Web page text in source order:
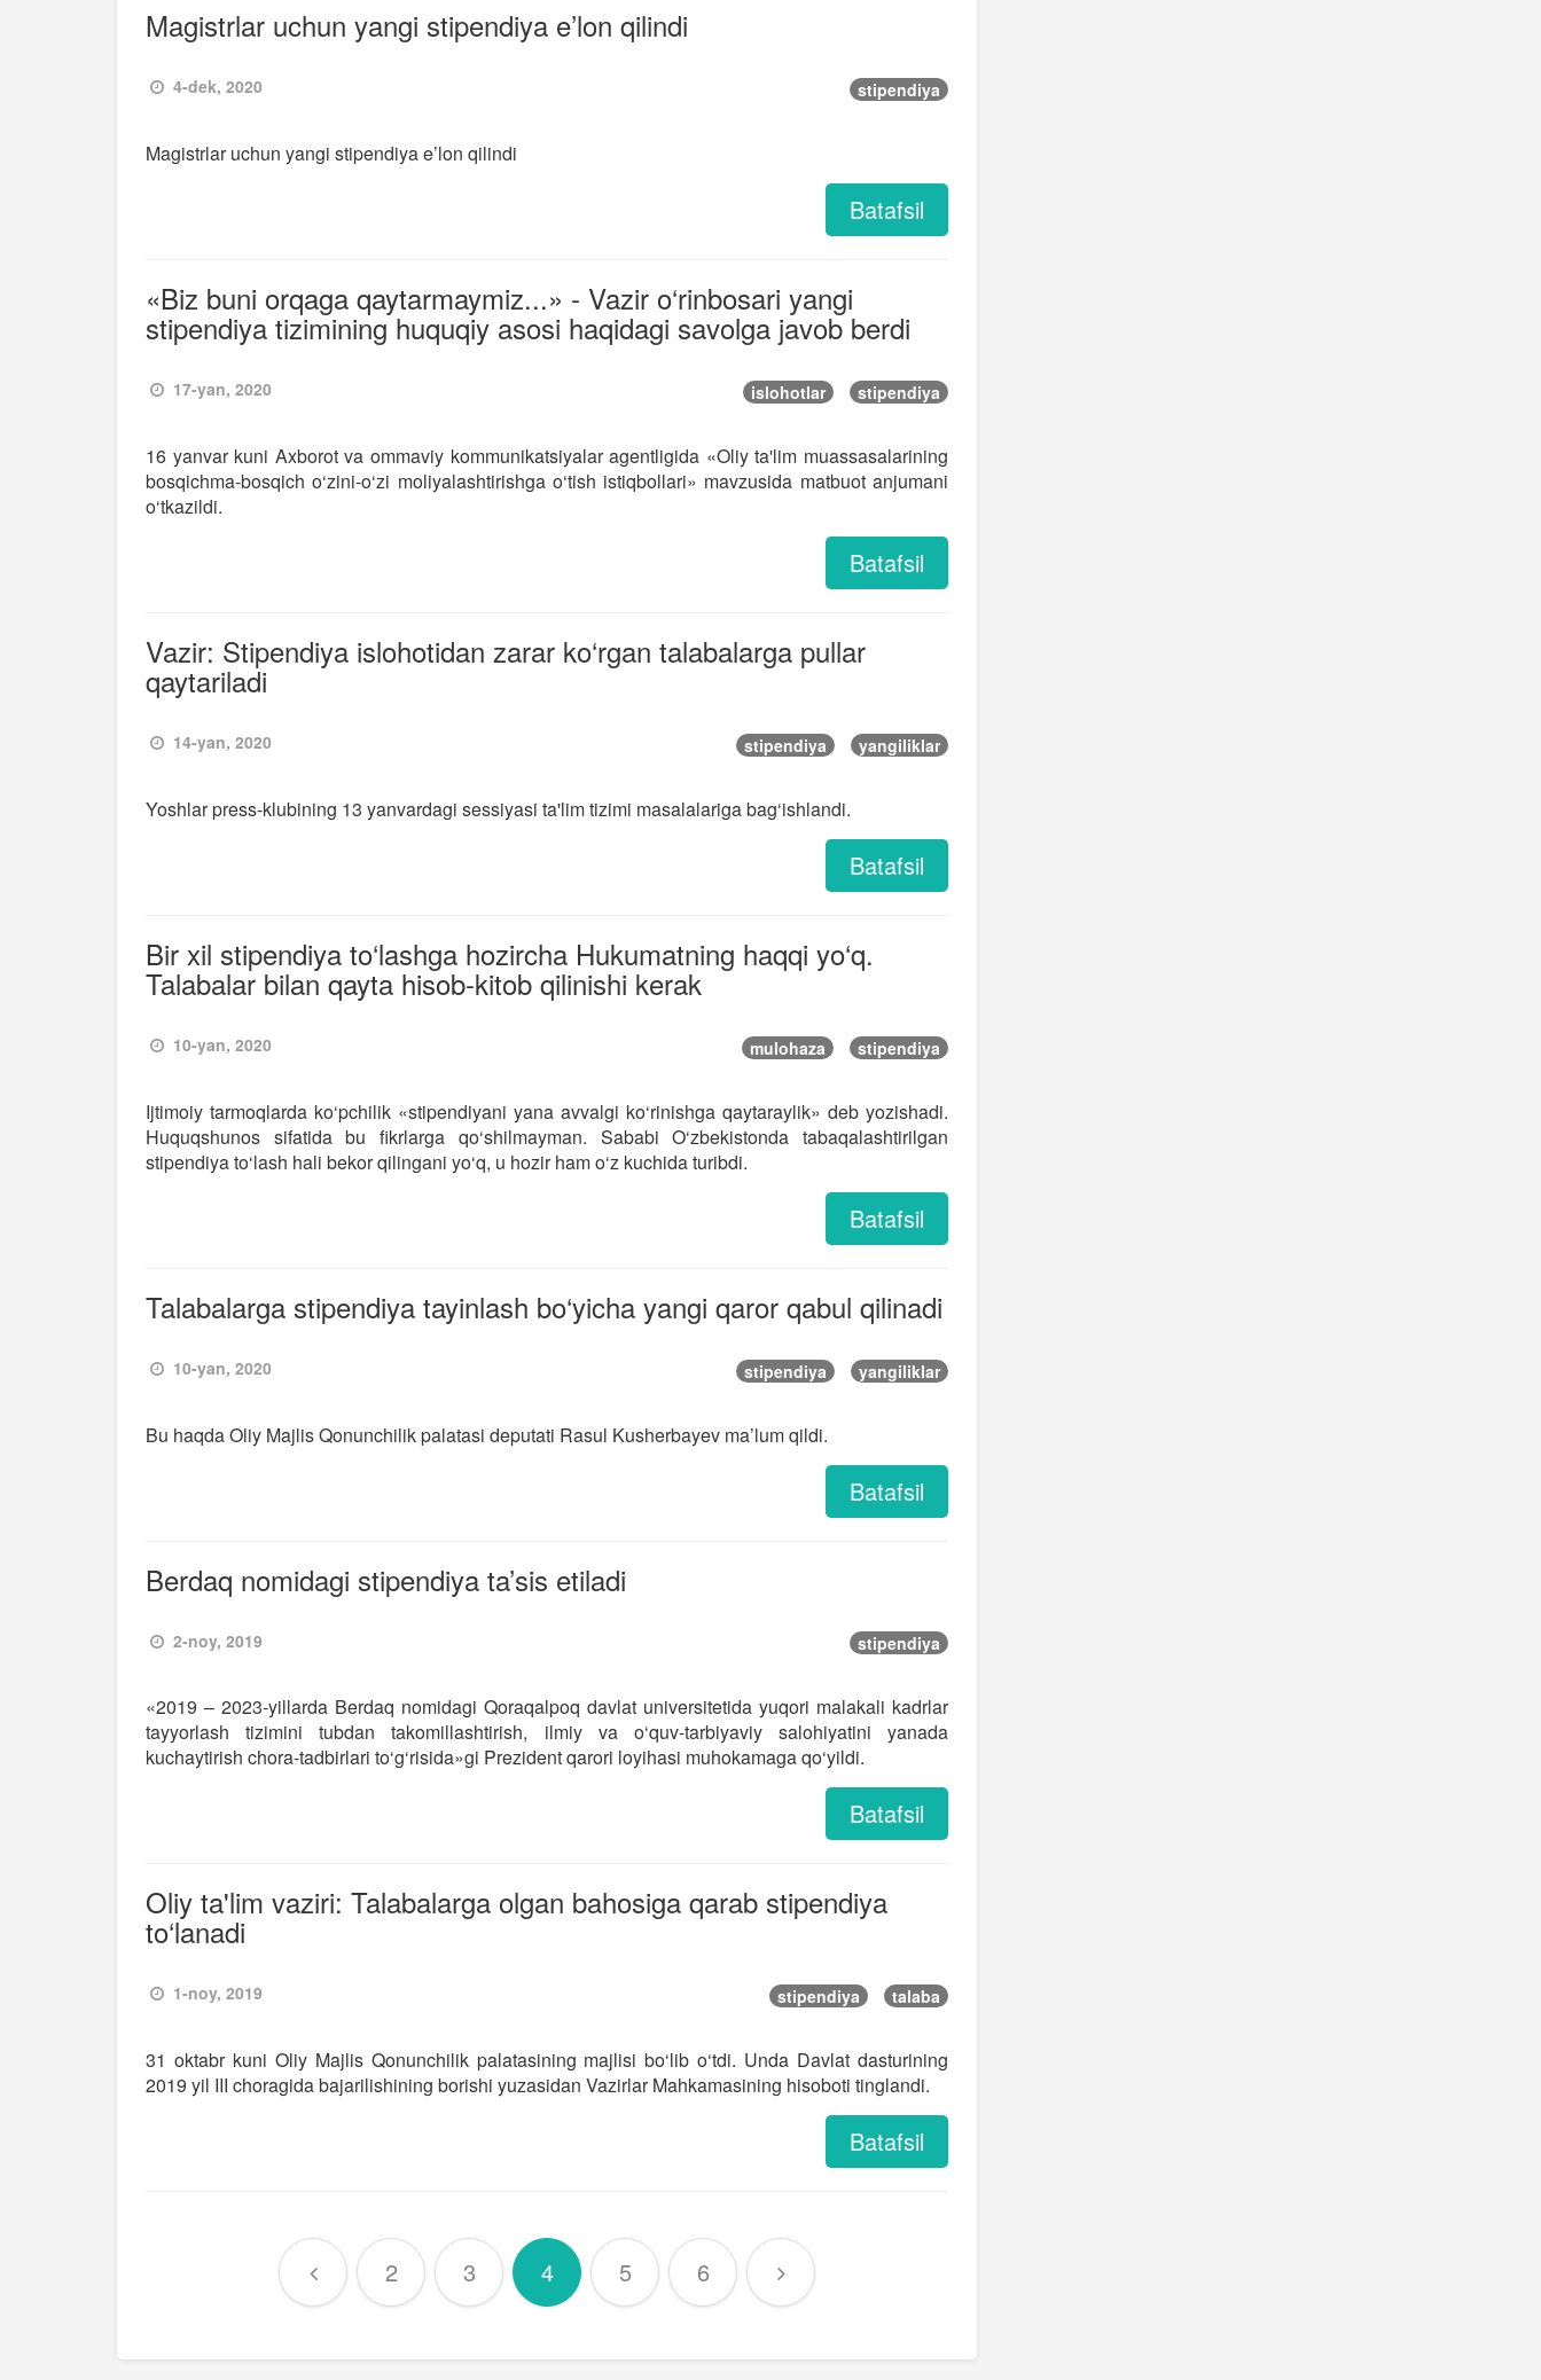
Magistrlar uchun yangi stipendiya e’lon qilindi
4-dek, 2020 stipendiya
Magistrlar uchun yangi stipendiya e’lon qilindi
Batafsil
«Biz buni orqaga qaytarmaymiz...» - Vazir o‘rinbosari yangi
stipendiya tizimining huquqiy asosi haqidagi savolga javob berdi
17-yan, 2020 islohotlar stipendiya
16 yanvar kuni Axborot va ommaviy kommunikatsiyalar agentligida «Oliy ta'lim muassasalarining
bosqichma-bosqich o‘zini-o‘zi moliyalashtirishga o‘tish istiqbollari» mavzusida matbuot anjumani
o‘tkazildi.
Batafsil
Vazir: Stipendiya islohotidan zarar ko‘rgan talabalarga pullar
qaytariladi
14-yan, 2020 stipendiya yangiliklar
Yoshlar press-klubining 13 yanvardagi sessiyasi ta'lim tizimi masalalariga bag‘ishlandi.
Batafsil
Bir xil stipendiya to‘lashga hozircha Hukumatning haqqi yo‘q.
Talabalar bilan qayta hisob-kitob qilinishi kerak
10-yan, 2020 mulohaza stipendiya
Ijtimoiy tarmoqlarda ko‘pchilik «stipendiyani yana avvalgi ko‘rinishga qaytaraylik» deb yozishadi.
Huquqshunos sifatida bu fikrlarga qo‘shilmayman. Sababi O‘zbekistonda tabaqalashtirilgan
stipendiya to‘lash hali bekor qilingani yo‘q, u hozir ham o‘z kuchida turibdi.
Batafsil
Talabalarga stipendiya tayinlash bo‘yicha yangi qaror qabul qilinadi
10-yan, 2020 stipendiya yangiliklar
Bu haqda Oliy Majlis Qonunchilik palatasi deputati Rasul Kusherbayev ma’lum qildi.
Batafsil
Berdaq nomidagi stipendiya ta’sis etiladi
2-noy, 2019 stipendiya
«2019 – 2023-yillarda Berdaq nomidagi Qoraqalpoq davlat universitetida yuqori malakali kadrlar
tayyorlash tizimini tubdan takomillashtirish, ilmiy va o‘quv-tarbiyaviy salohiyatini yanada
kuchaytirish chora-tadbirlari to‘g‘risida»gi Prezident qarori loyihasi muhokamaga qo‘yildi.
Batafsil
Oliy ta'lim vaziri: Talabalarga olgan bahosiga qarab stipendiya
to‘lanadi
1-noy, 2019 stipendiya talaba
31 oktabr kuni Oliy Majlis Qonunchilik palatasining majlisi bo‘lib o‘tdi. Unda Davlat dasturining
2019 yil III choragida bajarilishining borishi yuzasidan Vazirlar Mahkamasining hisoboti tinglandi.
Batafsil
2 3 4 5 6